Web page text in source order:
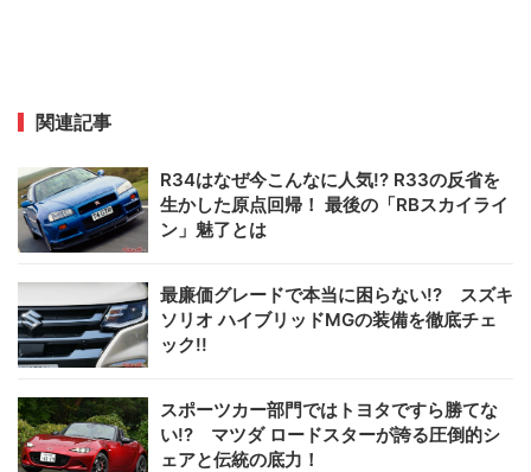
関連記事
R34はなぜ今こんなに人気!? R33の反省を
生かした原点回帰！ 最後の「RBスカイライ
ン」魅了とは
最廉価グレードで本当に困らない!? スズキ
ソリオ ハイブリッドMGの装備を徹底チェ
ック!!
スポーツカー部門ではトヨタですら勝てな
い!? マツダ ロードスターが誇る圧倒的シ
ェアと伝統の底力！